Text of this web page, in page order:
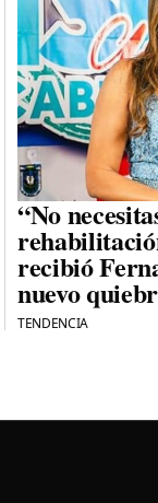
“No
recibió
nuevo
TENDENCIA